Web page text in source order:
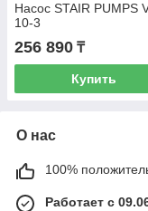
Насос STAIR PUMPS
10-3
256 890 ₸
Купить
О нас
100%
Работает с